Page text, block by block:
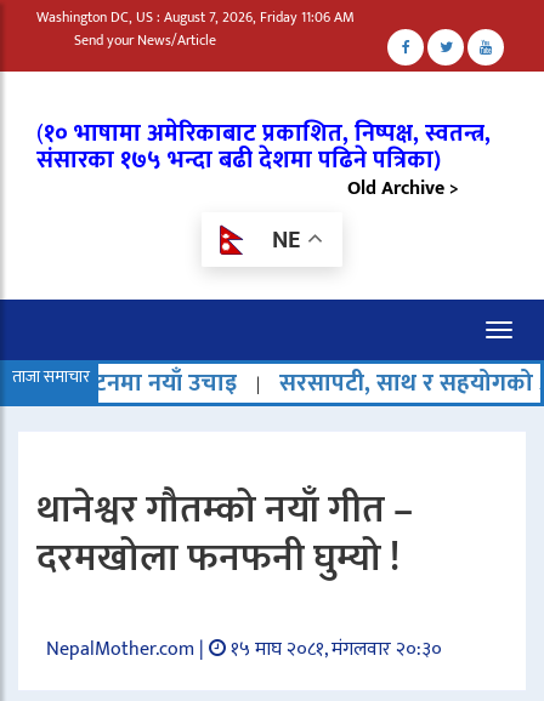
Washington DC, US : August 7, 2026, Friday 11:06 AM
Send your News/Article
(१० भाषामा अमेरिकाबाट प्रकाशित, निष्पक्ष, स्वतन्त्र,
संसारका १७५ भन्दा बढी देशमा पढिने पत्रिका)
Old Archive >
NE
ताजा समाचार
नयाँ उचाइ | सरसापटी, साथ र सहयोगको अर्थ नै हराउँदै
थानेश्वर गौतम्को नयाँ गीत –
दरमखोला फनफनी घुम्यो !
NepalMother.com | १५ माघ २०८१, मंगलवार २०:३०